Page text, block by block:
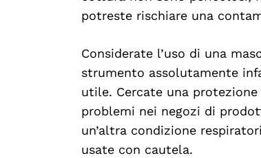
potreste rischiare una
Considerate l’uso di una
strumento assolutamente
utile. Cercate una
problemi nei negozi di
un’altra condizione
usate con cautela.